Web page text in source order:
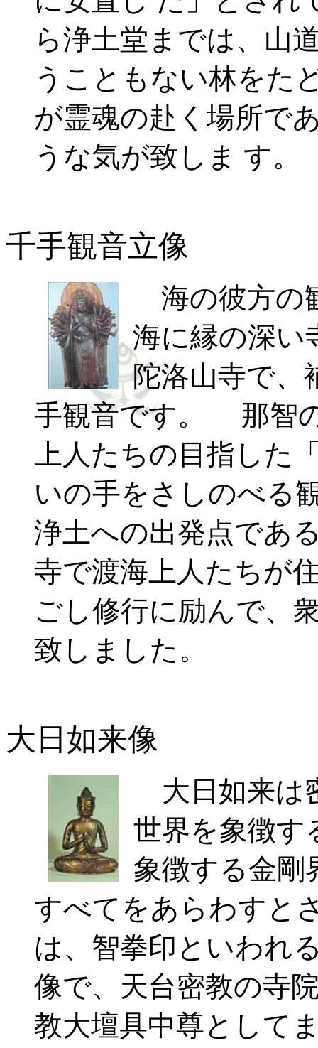
ら浄土堂までは、山
うこともない林をた
が霊魂の赴く場所で
うな気が致しま す。
千手観音立像
海の彼方の
海に縁の深い
陀洛山寺で、
手観音です。 那智
上人たちの目指した
いの手をさしのべる
浄土への出発点であ
寺で渡海上人たちが
ごし修行に励んで、
致しました。
大日如来像
大日如来は
世界を象徴す
象徴する金剛
すべてをあらわすと
は、智拳印といわれ
像で、天台密教の寺
教大壇具中尊として